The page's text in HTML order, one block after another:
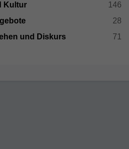
Kultur
146
28
und Diskurs
71